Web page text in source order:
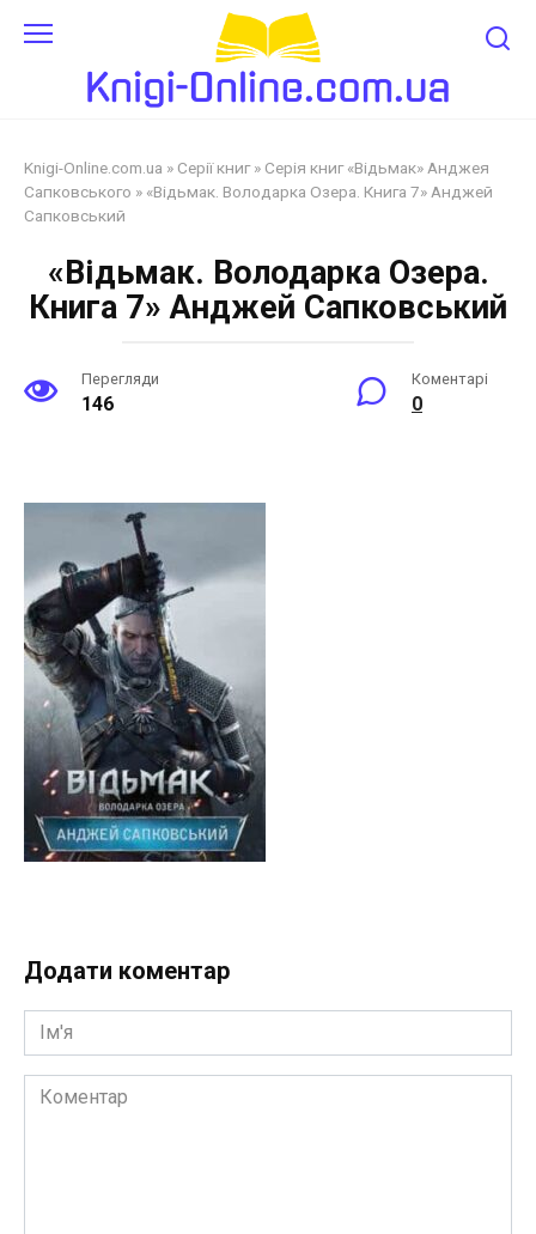
Knigi-Online.com.ua » Cерії книг» Серія книг «Відьмак» Анджея
Сапковського » «Відьмак. Володарка Озера. Книга 7» Анджей
Сапковський
«Відьмак. Володарка Озера.
Книга 7» Анджей Сапковський
Перегляди
146
Коментарі
0
Додати коментар
Ім'я
Коментар